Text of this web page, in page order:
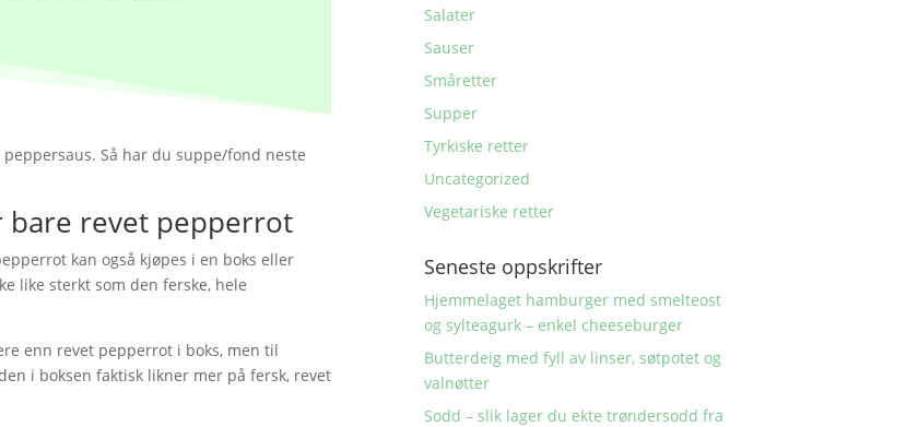
Så har du suppe/fond neste
bare revet pepperrot
kan også kjøpes i en boks eller
like sterkt som den ferske, hele
enn revet pepperrot i boks, men til
i boksen faktisk likner mer på fersk, revet
Salater
Sauser
Småretter
Supper
Tyrkiske retter
Uncategorized
Vegetariske retter
Seneste oppskrifter
Hjemmelaget hamburger med smelteost
og sylteagurk – enkel cheeseburger
Butterdeig med fyll av linser, søtpotet og
valnøtter
Sodd – slik lager du ekte trøndersodd fra